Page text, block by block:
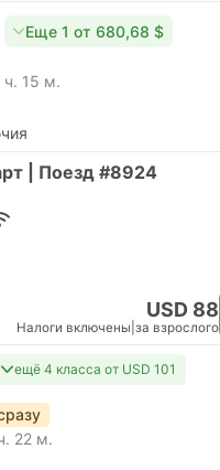
Еще 1 от 680,68 $
ч. 15 м.
| Поезд #8924
USD 88
Налоги включены за взрослого
ещё 4 класса от USD 101
22 м.